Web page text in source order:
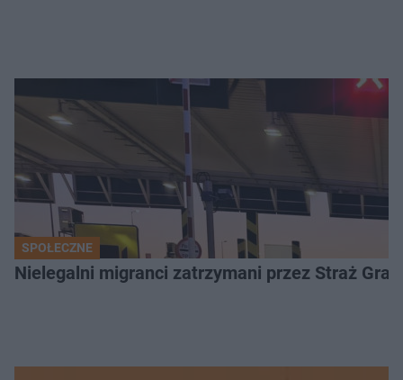
SPOŁECZNE
Nielegalni migranci zatrzymani przez Straż